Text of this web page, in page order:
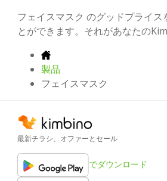
フェイスマスク のグッドプライス
とができます。それがあなたの
製品
フェイスマスク
最新チラシ、オファーとセール
でダウンロード